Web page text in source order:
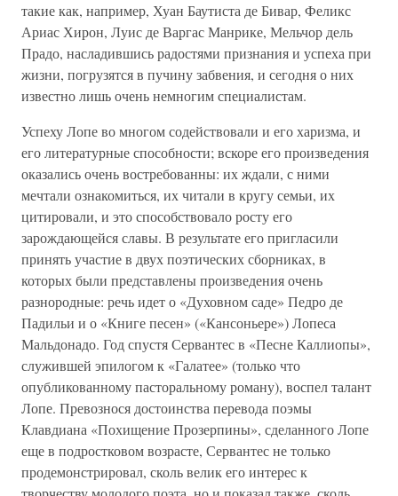
такие как, например, Хуан Баутиста де Бивар, Феликс
Ариас Хирон, Луис де Варгас Манрике, Мельчор дель
Прадо, насладившись радостями признания и успеха при
жизни, погрузятся в пучину забвения, и сегодня о них
известно лишь очень немногим специалистам.
Успеху Лопе во многом содействовали и его харизма, и
его литературные способности; вскоре его произведения
оказались очень востребованны: их ждали, с ними
мечтали ознакомиться, их читали в кругу семьи, их
цитировали, и это способствовало росту его
зарождающейся славы. В результате его пригласили
принять участие в двух поэтических сборниках, в
которых были представлены произведения очень
разнородные: речь идет о «Духовном саде» Педро де
Падильи и о «Книге песен» («Кансоньере») Лопеса
Мальдонадо. Год спустя Сервантес в «Песне Каллиопы»,
служившей эпилогом к «Галатее» (только что
опубликованному пасторальному роману), воспел талант
Лопе. Превознося достоинства перевода поэмы
Клавдиана «Похищение Прозерпины», сделанного Лопе
еще в подростковом возрасте, Сервантес не только
продемонстрировал, сколь велик его интерес к